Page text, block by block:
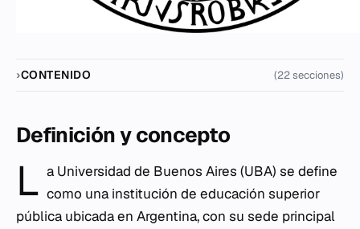
CONTENIDO (22 secciones)
Definición y concepto
L a Universidad de Buenos Aires (UBA) se define
como una institución de educación superior
pública ubicada en Argentina, con su sede principal